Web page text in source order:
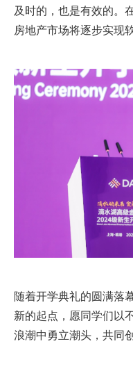
及时的，也是有效的。
房地产市场将逐步实现
随着开学典礼的圆满落
新的起点，愿同学们以
浪潮中勇立潮头，共同